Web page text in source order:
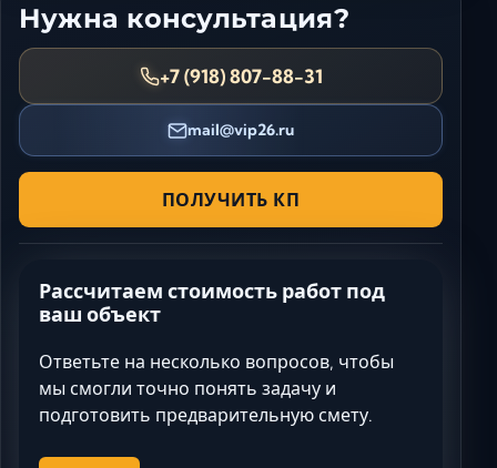
Нужна консультация?
+7 (918) 807-88-31
mail@vip26.ru
ПОЛУЧИТЬ КП
Рассчитаем стоимость работ под
ваш объект
Ответьте на несколько вопросов, чтобы
мы смогли точно понять задачу и
подготовить предварительную смету.